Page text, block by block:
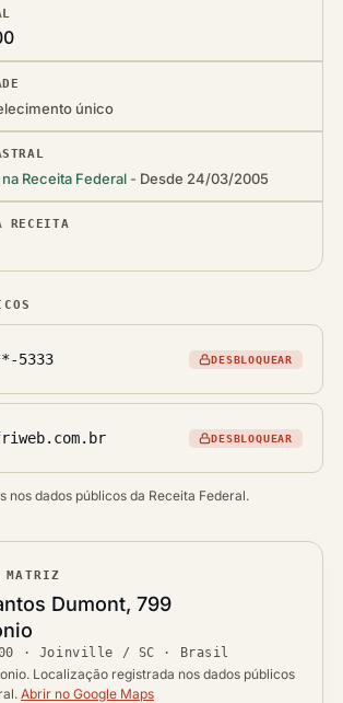
único
Receita Federal Desde 24/03/2005
RECEITA
5333 DESBLOQUEAR
DESBLOQUEAR
nos dados públicos da Receita Federal.
MATRIZ
Dumont, 799
· Joinville / SC · Brasil
Ver localização no mapa
Localização registrada nos dados públicos
Abrir no Google Maps